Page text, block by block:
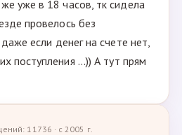
уже в 18 часов, тк сидела
провелось без
если денег на счете нет,
поступления ...)) А тут прям
11736 · с 2005 г.